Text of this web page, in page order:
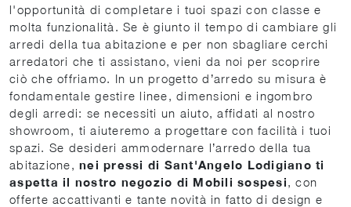
l'opportunità di completare i tuoi spazi con classe e
molta funzionalità. Se è giunto il tempo di cambiare gli
arredi della tua abitazione e per non sbagliare cerchi
arredatori che ti assistano, vieni da noi per scoprire
ciò che offriamo. In un progetto d’arredo su misura è
fondamentale gestire linee, dimensioni e ingombro
degli arredi: se necessiti un aiuto, affidati al nostro
showroom, ti aiuteremo a progettare con facilità i tuoi
spazi. Se desideri ammodernare l’arredo della tua
abitazione, nei pressi di Sant'Angelo Lodigiano ti
aspetta il nostro negozio di Mobili sospesi, con
offerte accattivanti e tante novità in fatto di design e